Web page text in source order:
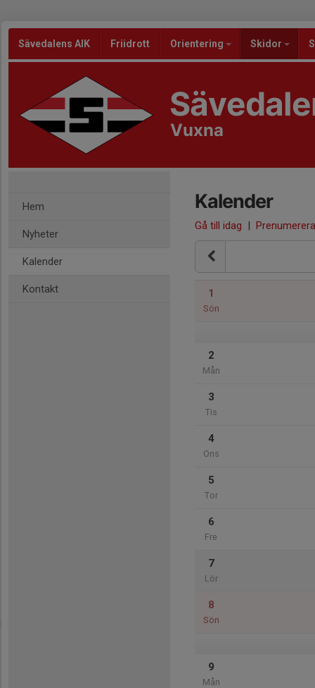
Sävedalens AIK Friidrott Orientering Skidor
Vuxna
Hem
Nyheter
Kalender
Kontakt
Kalender
Gå till idag | Prenumerera
1
Sön
2
Mån
3
Tis
4
Ons
5
Tor
6
Fre
7
Lör
8
Sön
9
Mån